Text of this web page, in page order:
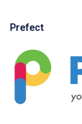
Prefect